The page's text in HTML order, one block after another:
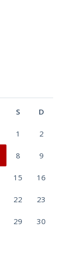
S D
1 2
8 9
15 16
22 23
29 30